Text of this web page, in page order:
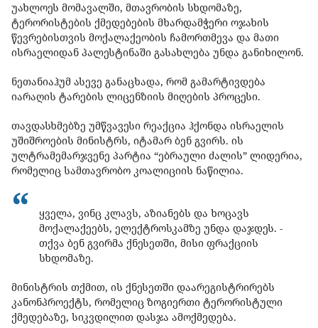
უახლოეს მომავალში, მთავრობის სხდომაზე,
ტერორისტების ქმედებების მხარდამჭერი ოჯახის
წევრებისთვის მოქალაქეობის ჩამორთმევა და მათი
ისრაელიდან პალესტინაში გასახლება უნდა განიხილონ.
ნეთანიაჰუმ ასევე განაცხადა, რომ გამარტივდება
იარაღის ტარების ლიცენზიის მიღების პროცესი.
თავდასხმებზე უმწვავესი რეაქცია ჰქონდა ისრაელის
უშიშროების მინისტრს, იტამარ ბენ გვირს. ის
ულტრამემარჯვენე პარტია “ებრაული ძალის” ლიდერია,
რომელიც სამთავრობო კოალიციის ნაწილია.
ყველა, ვინც კლავს, აზიანებს და ხოცავს
მოქალაქეებს, ელექტროსკამზე უნდა დაჯდეს. -
თქვა ბენ გვირმა ქნესეთში, მისი ფრაქციის
სხდომაზე.
მინისტრის თქმით, ის ქნესეთში დაარეგისტრირებს
კანონპროექტს, რომელიც ზოგიერთი ტერორისტული
ქმედებაზე, სიკვდილით დასჯა ამოქმედება.